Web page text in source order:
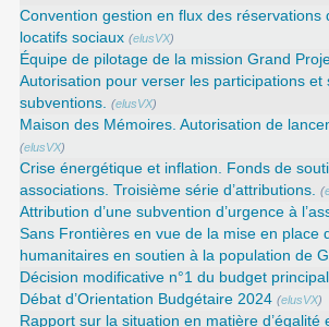
Convention gestion en flux des réservations
locatifs sociaux (elusVX)
Équipe de pilotage de la mission Grand
Autorisation pour verser les participations et
subventions. (elusVX)
Maison des Mémoires. Autorisation de
(elusVX)
Crise énergétique et inflation. Fonds de
associations. Troisième série d’attributions. (
Attribution d’une subvention d’urgence à
Sans Frontières en vue de la mise en place
humanitaires en soutien à la population de
Décision modificative n°1 du budget
Débat d’Orientation Budgétaire 2024 (elusVX)
Rapport sur la situation en matière d’égalité